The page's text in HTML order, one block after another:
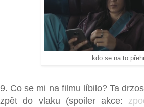
kdo se na to
9. Co se mi na filmu líbilo? Ta
zpět do vlaku (spoiler akce: